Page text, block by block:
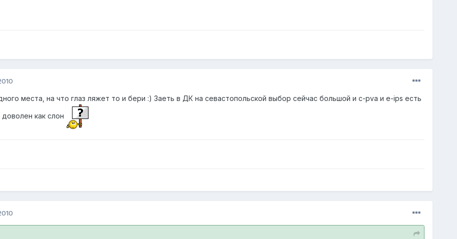
места, на что глаз ляжет то и бери :) Заеть в ДК на севастопольской выбор сейчас большой и с-pva и e-ips есть
как слон